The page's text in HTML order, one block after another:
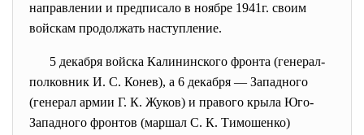
направлении и предписало в ноябре 1941г. своим
войскам продолжать наступление.
5 декабря войска Калининского фронта (генерал-
полковник И. С. Конев), а 6 декабря — Западного
(генерал армии Г. К. Жуков) и правого крыла Юго-
Западного фронтов (маршал С. К. Тимошенко)